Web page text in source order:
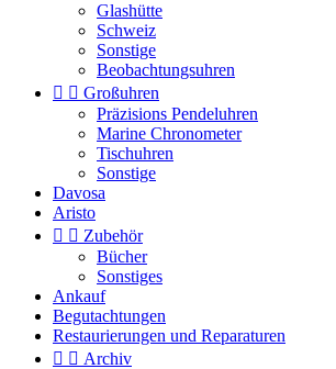
Glashütte
Schweiz
Sonstige
Beobachtungsuhren
  Großuhren
Präzisions Pendeluhren
Marine Chronometer
Tischuhren
Sonstige
Davosa
Aristo
  Zubehör
Bücher
Sonstiges
Ankauf
Begutachtungen
Restaurierungen und Reparaturen
  Archiv